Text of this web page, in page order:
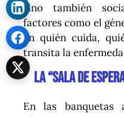
sino también
factores como el
en quién cuida,
transita la
La “sala de
En las banquetas